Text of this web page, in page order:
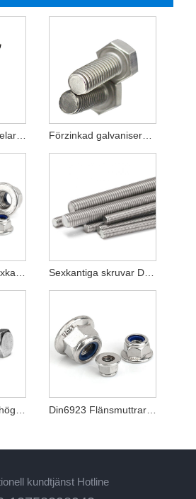
Metallstämplingsdelar 304 rostfria tillbehör Förzinkad galvaniserad sexkantsbult DIN931
Sexkantiga skruvar DIN931 rostfritt stål
Din6923 Flänsmuttrar Aluminiumlegering Stål M6
kundtjänst Hotline